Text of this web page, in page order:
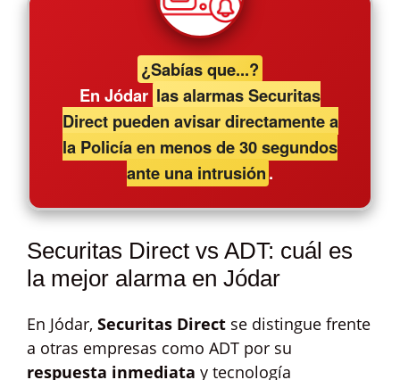
¿Sabías que...?
En Jódar las alarmas Securitas
Direct pueden avisar directamente a
la Policía en menos de 30 segundos
ante una intrusión.
Securitas Direct vs ADT: cuál es
la mejor alarma en Jódar
En Jódar, Securitas Direct se distingue frente
a otras empresas como ADT por su
respuesta inmediata y tecnología